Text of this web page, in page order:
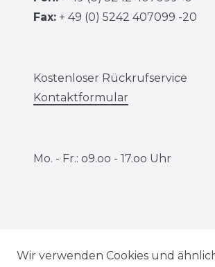
Fax: + 49 (0) 5242 407099 -20
Kostenloser Rückrufservice
Kontaktformular
Mo. - Fr.: o9.oo - 17.oo Uhr
Wir verwenden Cookies und